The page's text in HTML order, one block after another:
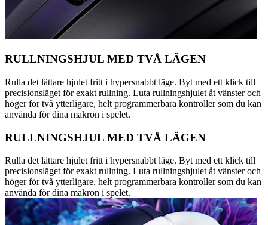
RULLNINGSHJUL MED TVÅ LÄGEN
Rulla det lättare hjulet fritt i hypersnabbt läge. Byt med ett klick till
precisionsläget för exakt rullning. Luta rullningshjulet åt vänster och
höger för två ytterligare, helt programmerbara kontroller som du kan
använda för dina makron i spelet.
RULLNINGSHJUL MED TVÅ LÄGEN
Rulla det lättare hjulet fritt i hypersnabbt läge. Byt med ett klick till
precisionsläget för exakt rullning. Luta rullningshjulet åt vänster och
höger för två ytterligare, helt programmerbara kontroller som du kan
använda för dina makron i spelet.